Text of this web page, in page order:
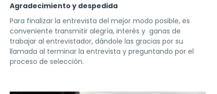
Agradecimiento y despedida
Para finalizar la entrevista del mejor modo posible, es
conveniente transmitir alegría, interés y ganas de
trabajar al entrevistador, dándole las gracias por su
llamada al terminar la entrevista y preguntando por el
proceso de selección.